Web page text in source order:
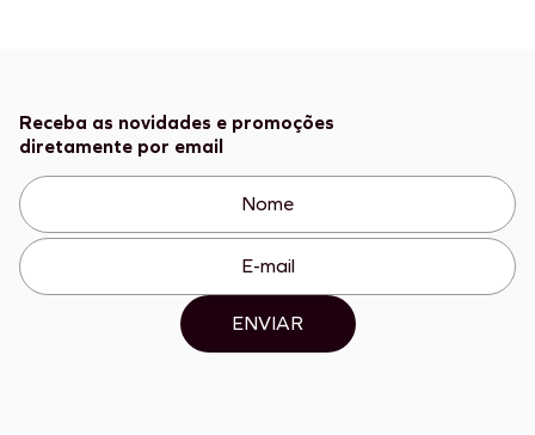
Receba as novidades e promoções
diretamente por email
ENVIAR